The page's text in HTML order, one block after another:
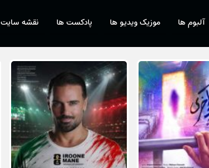
آلبوم ها موزیک ویدیو ها پادکست ها نقشه سایت